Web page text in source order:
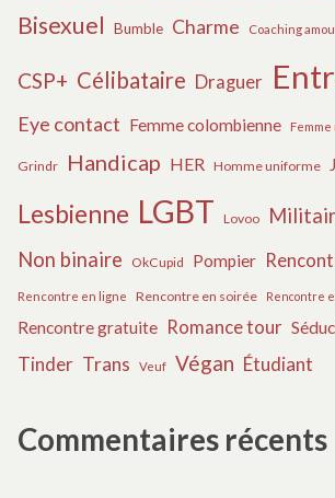
Bisexuel Bumble Charme Coaching
CSP+ Célibataire Draguer
Eye contact Femme colombienne
Grindr Handicap HER Homme uniforme
Lesbienne LGBT Lovoo
Non binaire OkCupid Pompier
Rencontre en ligne Rencontre en soirée Rencontre
Rencontre gratuite Romance tour
Tinder Trans Veuf Végan Étudiant
Commentaires récents